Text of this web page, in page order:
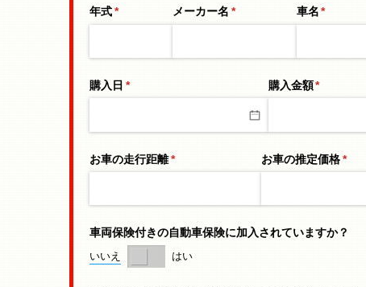
年式*
(必須) メーカー名 *
(必須) 車名 *
(必須)
購入日 *
(必須) 購入金額*
(必須)
お車の走行距離*
(必須) お車の推定価格*
(必須)
車両保険付きの自動車保険に加入されていますか？
いいえ はい